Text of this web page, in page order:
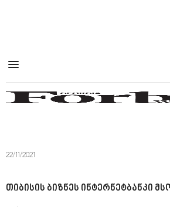
22/11/2021
თიბისის ბიზნეს ინტერნეტბანკი